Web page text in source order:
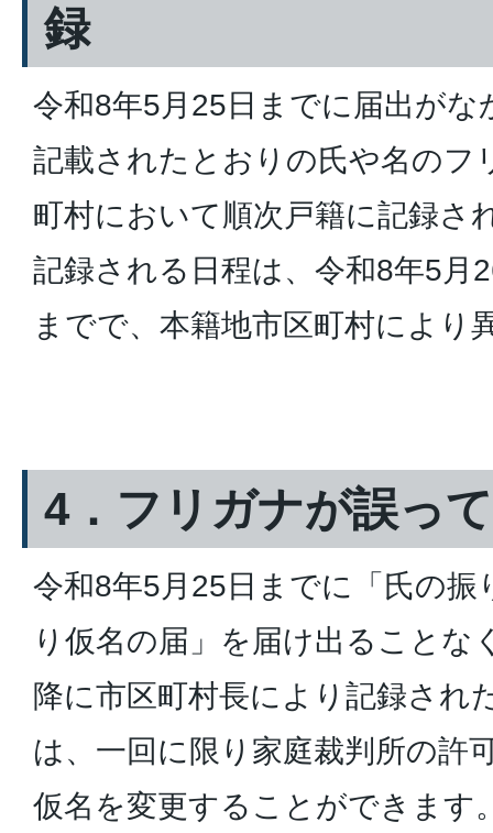
録
令和8年5月25日までに届出がな
記載されたとおりの氏や名のフ
町村において順次戸籍に記録さ
記録される日程は、令和8年5月
までで、本籍地市区町村により
4．フリガナが誤っ
令和8年5月25日までに「氏の振
り仮名の届」を届け出ることな
降に市区町村長により記録され
は、一回に限り家庭裁判所の許
仮名を変更することができます